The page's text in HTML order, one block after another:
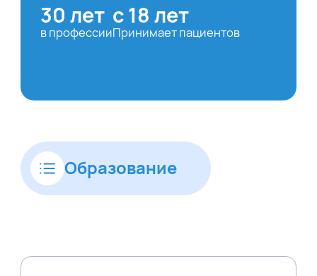
30 лет
в профессии
с 18 лет
Принимает пациентов
Образование